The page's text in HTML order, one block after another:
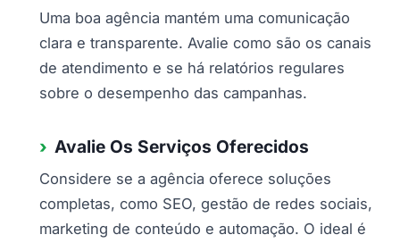
Uma boa agência mantém uma comunicação
clara e transparente. Avalie como são os canais
de atendimento e se há relatórios regulares
sobre o desempenho das campanhas.
Avalie Os Serviços Oferecidos
Considere se a agência oferece soluções
completas, como SEO, gestão de redes sociais,
marketing de conteúdo e automação. O ideal é